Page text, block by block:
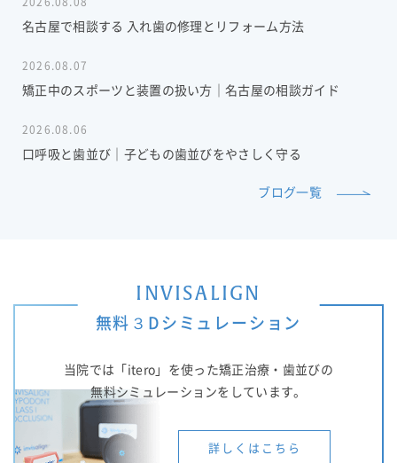
名古屋で相談する 入れ歯の修理とリフォーム方法
2026.08.07
矯正中のスポーツと装置の扱い方｜名古屋の相談ガイド
2026.08.06
口呼吸と歯並び｜子どもの歯並びをやさしく守る
ブログ一覧
INVISALIGN
無料３Dシミュレーション
当院では「itero」を使った矯正治療・歯並びの
無料シミュレーションをしています。
詳しくはこちら